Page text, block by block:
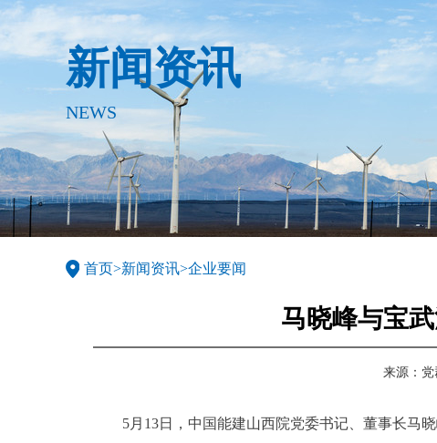
新闻资讯
NEWS
首页>新闻资讯>企业要闻
马晓峰与宝
来源： 党
5月13日，中国能建山西院党委书记、董事长马